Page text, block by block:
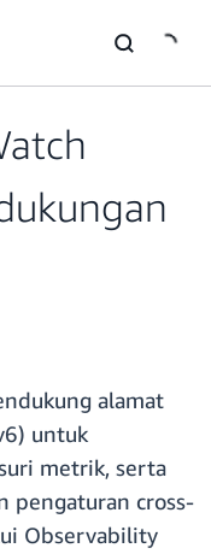
alamat
untuk
metrik, serta
pengaturan cross-
Observability